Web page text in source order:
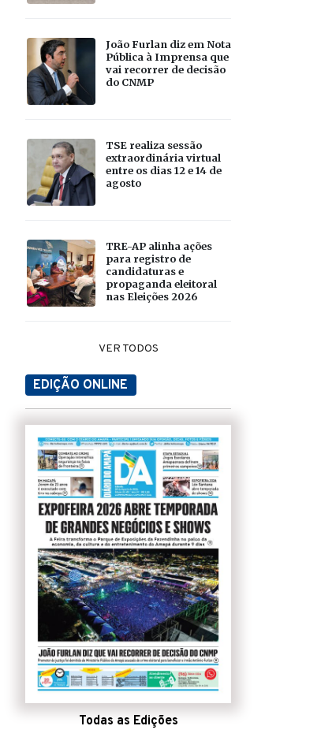
João Furlan diz em Nota
Pública à Imprensa que
vai recorrer de decisão
do CNMP
TSE realiza sessão
extraordinária virtual
entre os dias 12 e 14 de
agosto
TRE-AP alinha ações
para registro de
candidaturas e
propaganda eleitoral
nas Eleições 2026
VER TODOS
EDIÇÃO ONLINE
Todas as Edições